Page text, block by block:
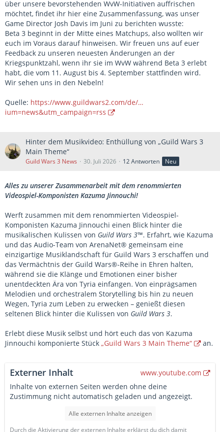
über unsere bevorstehenden WvW-Initiativen auffrischen
möchtet, findet ihr hier eine Zusammenfassung, was unser
Game Director Josh Davis im Juni zu berichten wusste:
Beta 3 beginnt in der Mitte eines Matchups, also wollten wir
euch im Voraus darauf hinweisen. Wir freuen uns auf euer
Feedback zu unseren neuesten Änderungen an der
Kriegspunktzahl, wenn ihr sie im WvW während Beta 3 erlebt
habt, die vom 11. August bis 4. September stattfinden wird.
Wir sehen uns in den Nebeln!
Quelle: https://www.guildwars2.com/de/…
ium=news&utm_campaign=rss
Hinter dem Musikvideo: Enthüllung von „Guild Wars 3
Main Theme“
Guild Wars 3 News 30. Juli 2026 12 Antworten Neu
Alles zu unserer Zusammenarbeit mit dem renommierten
Videospiel-Komponisten Kazuma Jinnouchi!
Werft zusammen mit dem renommierten Videospiel-
Komponisten Kazuma Jinnouchi einen Blick hinter die
musikalischen Kulissen von Guild Wars 3™. Erfahrt, wie Kazuma
und das Audio-Team von ArenaNet® gemeinsam eine
einzigartige Musiklandschaft für Guild Wars 3 erschaffen und
das Vermächtnis der Guild Wars®-Reihe in Ehren halten,
während sie die Klänge und Emotionen einer bisher
unentdeckten Ära von Tyria einfangen. Von einprägsamen
Melodien und orchestralem Storytelling bis hin zu neuen
Wegen, Tyria zum Leben zu erwecken – genießt diesen
seltenen Blick hinter die Kulissen von Guild Wars 3.
Erlebt diese Musik selbst und hört euch das von Kazuma
Jinnouchi komponierte Stück „Guild Wars 3 Main Theme“ an.
Externer Inhalt
www.youtube.com
Inhalte von externen Seiten werden ohne deine
Zustimmung nicht automatisch geladen und angezeigt.
Alle externen Inhalte anzeigen
Durch die Aktivierung der externen Inhalte erklärst du dich damit